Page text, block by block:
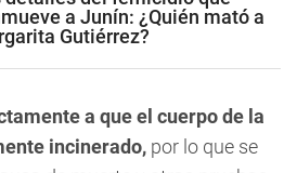
a Junín: ¿Quién mató a
Gutiérrez?
a que el cuerpo de la
incinerado, por lo que se